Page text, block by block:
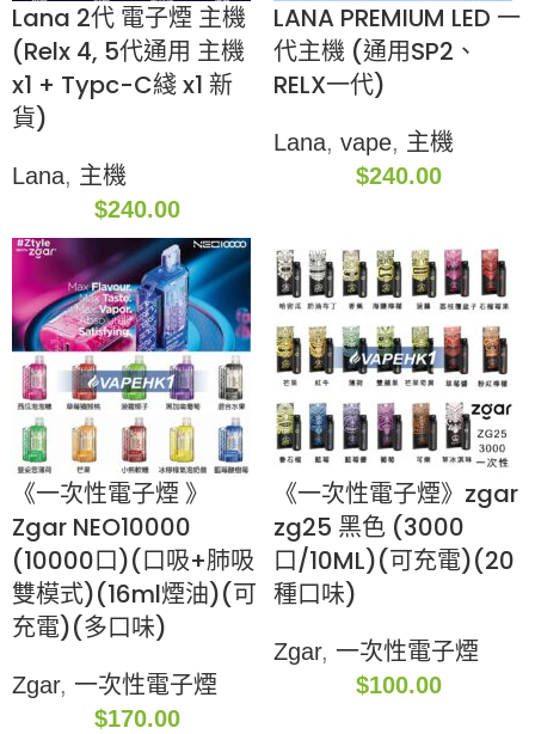
Lana 2代 電子煙 主機
(Relx 4, 5代通用 主機
x1 + Typc-C綫 x1 新
貨)
Lana, 主機
$240.00
LANA PREMIUM LED 一
代主機 (通用SP2、
RELX一代)
Lana, vape, 主機
$240.00
《一次性電子煙 》
Zgar NEO10000
(10000口)(口吸+肺吸
雙模式)(16ml煙油)(可
充電)(多口味)
Zgar, 一次性電子煙
$170.00
《一次性電子煙》zgar
zg25 黑色 (3000
口/10ML)(可充電)(20
種口味)
Zgar, 一次性電子煙
$100.00